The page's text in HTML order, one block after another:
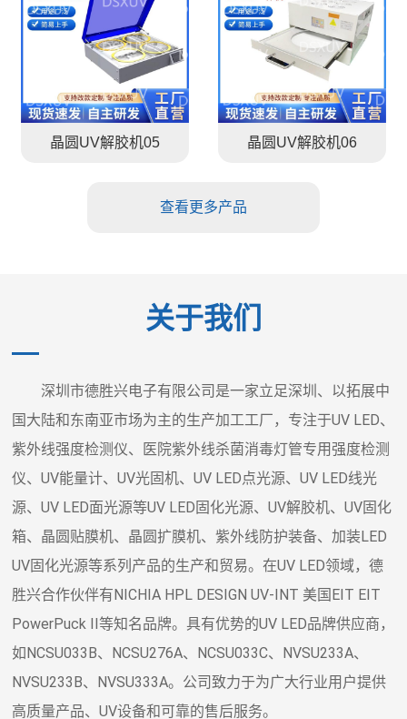
晶圆UV解胶机05 晶圆UV解胶机06
查看更多产品
关于我们
深圳市德胜兴电子有限公司是一家立足深圳、以拓展中
国大陆和东南亚市场为主的生产加工工厂，专注于UV LED、
紫外线强度检测仪、医院紫外线杀菌消毒灯管专用强度检测
仪、UV能量计、UV光固机、UV LED点光源、UV LED线光
源、UV LED面光源等UV LED固化光源、UV解胶机、UV固化
箱、晶圆贴膜机、晶圆扩膜机、紫外线防护装备、加装LED
UV固化光源等系列产品的生产和贸易。在UV LED领域，德
胜兴合作伙伴有NICHIA HPL DESIGN UV-INT 美国EIT EIT
PowerPuck II等知名品牌。具有优势的UV LED品牌供应商，
如NCSU033B、NCSU276A、NCSU033C、NVSU233A、
NVSU233B、NVSU333A。公司致力于为广大行业用户提供
高质量产品、UV设备和可靠的售后服务。